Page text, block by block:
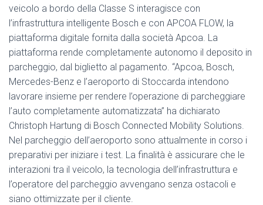
veicolo a bordo della Classe S interagisce con
l’infrastruttura intelligente Bosch e con APCOA FLOW, la
piattaforma digitale fornita dalla società Apcoa. La
piattaforma rende completamente autonomo il deposito in
parcheggio, dal biglietto al pagamento. “Apcoa, Bosch,
Mercedes-Benz e l’aeroporto di Stoccarda intendono
lavorare insieme per rendere l’operazione di parcheggiare
l’auto completamente automatizzata” ha dichiarato
Christoph Hartung di Bosch Connected Mobility Solutions.
Nel parcheggio dell’aeroporto sono attualmente in corso i
preparativi per iniziare i test. La finalità è assicurare che le
interazioni tra il veicolo, la tecnologia dell’infrastruttura e
l’operatore del parcheggio avvengano senza ostacoli e
siano ottimizzate per il cliente.